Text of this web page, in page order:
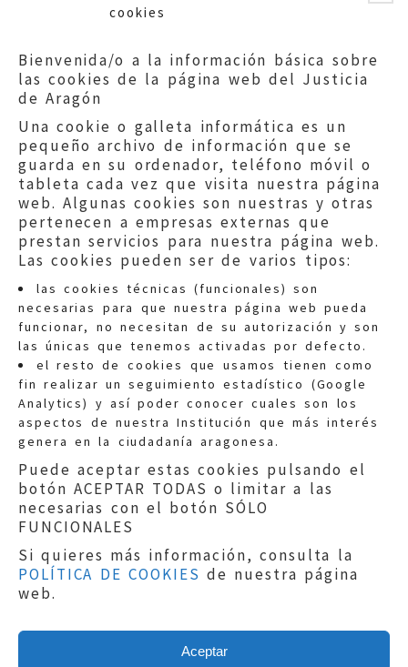
cookies
Bienvenida/o a la información básica sobre
las cookies de la página web del Justicia
de Aragón
Una cookie o galleta informática es un
pequeño archivo de información que se
guarda en su ordenador, teléfono móvil o
tableta cada vez que visita nuestra página
web. Algunas cookies son nuestras y otras
pertenecen a empresas externas que
prestan servicios para nuestra página web.
Las cookies pueden ser de varios tipos:
las cookies técnicas (funcionales) son
necesarias para que nuestra página web pueda
funcionar, no necesitan de su autorización y son
las únicas que tenemos activadas por defecto.
el resto de cookies que usamos tienen como
fin realizar un seguimiento estadístico (Google
Analytics) y así poder conocer cuales son los
aspectos de nuestra Institución que más interés
genera en la ciudadanía aragonesa.
Puede aceptar estas cookies pulsando el
botón ACEPTAR TODAS o limitar a las
necesarias con el botón SÓLO
FUNCIONALES
Si quieres más información, consulta la
POLÍTICA DE COOKIES de nuestra página
web.
Aceptar
Quejas:quejas@eljusticiadearagon.es
Información general:
informacion@eljusticiadearagon.es
Teléfonos:900 210 210/
Aviso legal|Política de privacidad|
Protección de Datos
Política de cookies